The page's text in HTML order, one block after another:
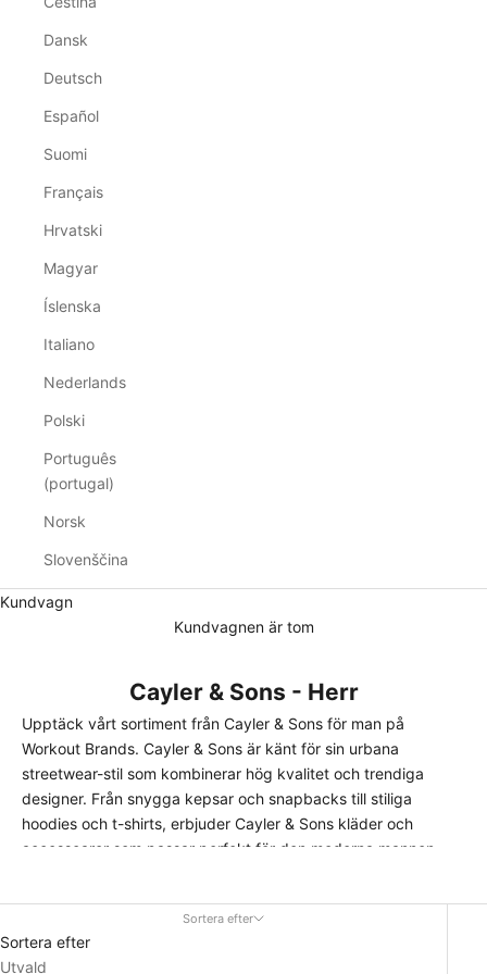
Dansk
Deutsch
Español
Suomi
Français
Hrvatski
Magyar
Íslenska
Italiano
Nederlands
Polski
Português
(portugal)
Norsk
Slovenščina
Kundvagn
Kundvagnen är tom
Cayler & Sons - Herr
Upptäck vårt sortiment från Cayler & Sons för man på
Workout Brands. Cayler & Sons är känt för sin urbana
streetwear-stil som kombinerar hög kvalitet och trendiga
designer. Från snygga kepsar och snapbacks till stiliga
hoodies och t-shirts, erbjuder Cayler & Sons kläder och
accessoarer som passar perfekt för den moderna mannen
Hög Kvalitet och Urban Stil
Cayler & Sons erbjuder plagg och
designade för att ge både stil och funktionalitet. Deras
Sortera efter
Sortera efter
Utvald